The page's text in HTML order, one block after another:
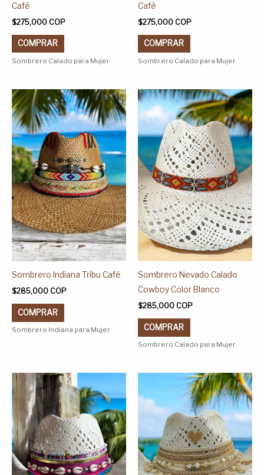
Café
$275,000 COP
COMPRAR
producto
Sombrero Calado para Mujer
Café
$275,000 COP
COMPRAR
producto
Sombrero Calado para Mujer
Sombrero Indiana Tribu Café
$285,000 COP
COMPRAR
Este
producto
tiene
múltiples
variantes.
Las
opciones
se
pueden
elegir
en
la
página
de
producto
Sombrero Indiana para Mujer
Sombrero Nevado Calado
Cowboy Color Blanco
$285,000 COP
COMPRAR
Este
producto
tiene
múltiples
variantes.
Las
opciones
se
pueden
elegir
en
página
de
producto
Sombrero Calado para Mujer
Este
producto
tiene
múltiples
variantes.
Las
opciones
Este
producto
tiene
múltiples
variantes.
Las
opciones